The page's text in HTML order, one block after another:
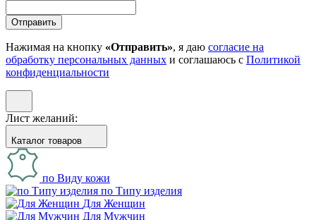
Отправить
Нажимая на кнопку «Отправить», я даю согласие на
обработку персональных данных и соглашаюсь с Политикой
конфиденциальности
Лист желаний:
Каталог товаров
по Виду кожи
по Типу изделия
Для Женщин
Для Мужчин